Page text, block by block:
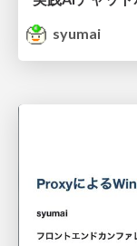
syumai